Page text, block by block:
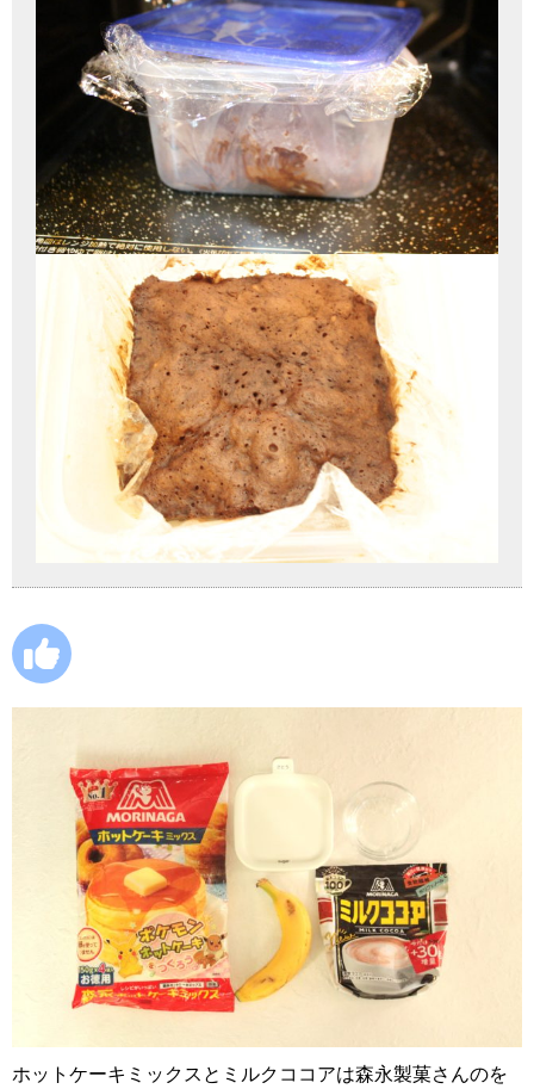
ホットケーキミックスとミルクココアは森永製菓さんのを